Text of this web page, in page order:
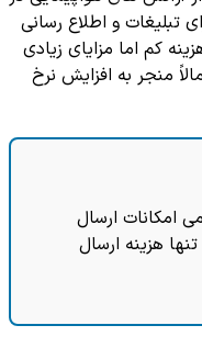
تبلیغات و اطلاع رسانی
کم اما مزایای زیادی
منجر به افزایش نرخ
امکانات ارسال
هزینه ارسال